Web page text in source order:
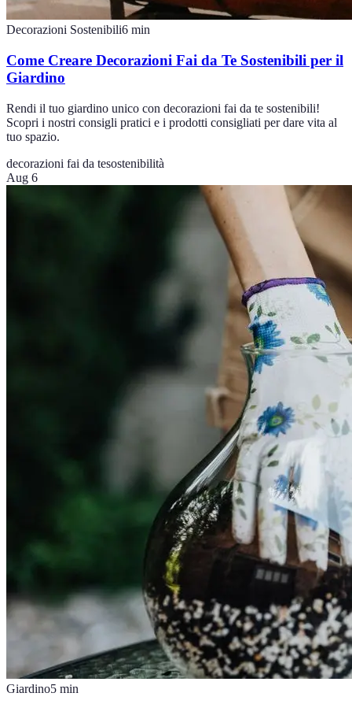
Decorazioni Sostenibili6 min
Come Creare Decorazioni Fai da Te Sostenibili per il
Giardino
Rendi il tuo giardino unico con decorazioni fai da te sostenibili!
Scopri i nostri consigli pratici e i prodotti consigliati per dare vita al
tuo spazio.
decorazioni fai da tesostenibilità
Aug 6
Giardino5 min